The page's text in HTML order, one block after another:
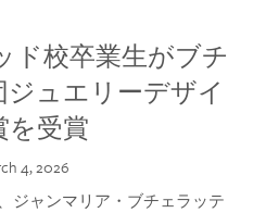
ド校卒業生がブチ
ュエリーデザイ
を受賞
4, 2026
ジャンマリア・ブチェラッテ